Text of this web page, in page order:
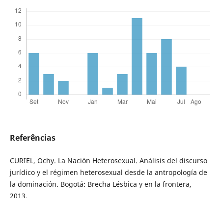
Referências
CURIEL, Ochy. La Nación Heterosexual. Análisis del discurso
jurídico y el régimen heterosexual desde la antropología de
la dominación. Bogotá: Brecha Lésbica y en la frontera,
2013.